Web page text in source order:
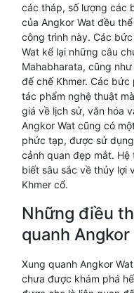
các tháp, số lượng các
của Angkor Wat đều
công trình này. Các
Wat kể lại những câu
Mahabharata, cũng
đế chế Khmer. Các
tác phẩm nghệ thuật
giá về lịch sử, văn hóa
Angkor Wat cũng có
phức tạp, được sử
cảnh quan đẹp mắt. Hệ
biết sâu sắc về thủy lợi
Khmer cổ.
Những điều
quanh Angkor
Xung quanh Angkor
chưa được khám phá